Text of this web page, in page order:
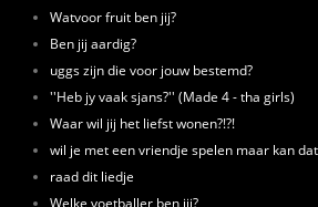
Watvoor fruit ben jij?
Ben jij aardig?
uggs zijn die voor jouw bestemd?
''Heb jy vaak sjans?'' (Made 4 - tha girls)
Waar wil jij het liefst wonen?!?!
wil je met een vriendje spelen maar kan
raad dit liedje
Welke voetballer ben jij?